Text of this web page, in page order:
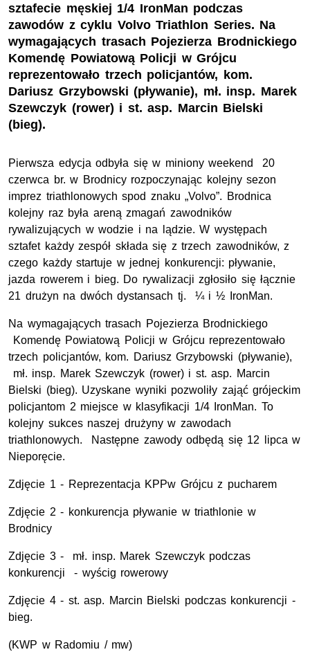
sztafecie męskiej 1/4 IronMan podczas
zawodów z cyklu Volvo Triathlon Series. Na
wymagających trasach Pojezierza Brodnickiego
Komendę Powiatową Policji w Grójcu
reprezentowało trzech policjantów, kom.
Dariusz Grzybowski (pływanie), mł. insp. Marek
Szewczyk (rower) i st. asp. Marcin Bielski
(bieg).
Pierwsza edycja odbyła się w miniony weekend 20
czerwca br. w Brodnicy rozpoczynając kolejny sezon
imprez triathlonowych spod znaku „Volvo”. Brodnica
kolejny raz była areną zmagań zawodników
rywalizujących w wodzie i na lądzie. W występach
sztafet każdy zespół składa się z trzech zawodników, z
czego każdy startuje w jednej konkurencji: pływanie,
jazda rowerem i bieg. Do rywalizacji zgłosiło się łącznie
21 drużyn na dwóch dystansach tj. ¼ i ½ IronMan.
Na wymagających trasach Pojezierza Brodnickiego
Komendę Powiatową Policji w Grójcu reprezentowało
trzech policjantów, kom. Dariusz Grzybowski (pływanie),
mł. insp. Marek Szewczyk (rower) i st. asp. Marcin
Bielski (bieg). Uzyskane wyniki pozwoliły zająć grójeckim
policjantom 2 miejsce w klasyfikacji 1/4 IronMan. To
kolejny sukces naszej drużyny w zawodach
triathlonowych. Następne zawody odbędą się 12 lipca w
Nieporęcie.
Zdjęcie 1 - Reprezentacja KPPw Grójcu z pucharem
Zdjęcie 2 - konkurencja pływanie w triathlonie w
Brodnicy
Zdjęcie 3 - mł. insp. Marek Szewczyk podczas
konkurencji - wyścig rowerowy
Zdjęcie 4 - st. asp. Marcin Bielski podczas konkurencji -
bieg.
(KWP w Radomiu / mw)